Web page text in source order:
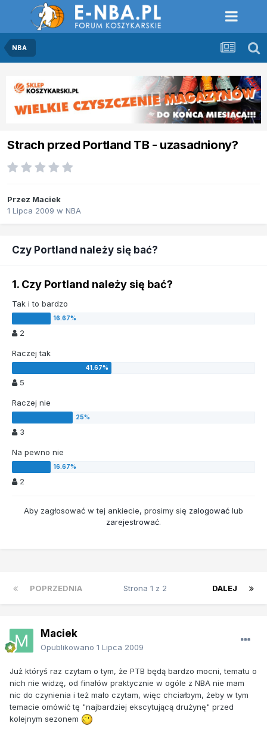
NBA
Strach przed Portland TB - uzasadniony?
Przez Maciek
1 Lipca 2009 w NBA
Czy Portland należy się bać?
1. Czy Portland należy się bać?
Tak i to bardzo
2
Raczej tak
5
Raczej nie
3
Na pewno nie
2
Aby zagłosować w tej ankiecie, prosimy się zalogować lub
zarejestrować.
POPRZEDNIA DALEJ
Strona 1 z 2
Maciek
Opublikowano 1 Lipca 2009
Już któryś raz czytam o tym, że PTB będą bardzo mocni, tematu o
nich nie widzę, od finałów praktycznie w ogóle z NBA nie mam
nic do czynienia i też mało czytam, więc chciałbym, żeby w tym
temacie omówić tę "najbardziej ekscytującą drużynę" przed
kolejnym sezonem